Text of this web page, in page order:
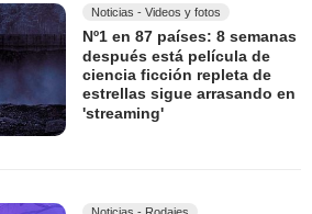
Noticias - Videos y fotos
Nº1 en 87 países: 8 semanas
después está película de
ciencia ficción repleta de
estrellas sigue arrasando en
'streaming'